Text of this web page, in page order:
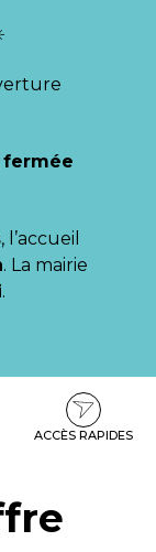
fermée
, l’accueil
. La mairie
.
ACCÈS RAPIDES